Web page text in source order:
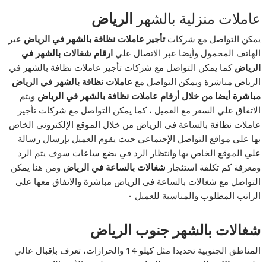
عاملات منزلية بالشهر الرياض
يمكن التواصل مع شركاتتأجير عاملات نظافة بالشهر في الرياض عبر
الهاتف المحمول وأيضا عبر الاتصال عليارقام شغالات بالشهر في
الرياضكما يمكن التواصل مع شركات تأجير عاملات نظافة بالشهر في
الرياض مباشرة ويمكن التواصل مع عاملات نظافة بالشهر في الرياض
مباشرة أيضا من خلال أرقام عاملات نظافة بالشهر في الرياض ويتم
الاتفاق علي السعر مع العميل ، كما يمكن التواصل مع شركات تأجير
عاملات نظافة بالساعة في الرياض من خلال الموقع الإلكتروني الخاص
بها علي مواقع التواصل الإجتماعي حيث يقوم العميل بإرسال رسالة
علي الموقع الخاص بها وانتظار الرد في بضع ساعات سوف يتم الرد
ومعرفة كم تكلفة استئجار شغالات بالساعة في الرياض ومن هنا يمكن
التواصل مع شغالات بالساعة في الرياض مباشرة والاتفاق معها علي
الراتب المطلوب والمناسبة للعميل ٠
شغالات بالشهر جنوب الرياض
المناطق الجنوبية تحديدا مثل كيلو 14 والحرازات، تعرف بإقبال عالي